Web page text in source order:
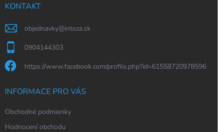
KONTAKT
objednavky@inteza.sk
0904144303
https://www.facebook.com/profile.php?id=61558720978596
INFORMACE PRO VÁS
Obchodné podmienky
Hodnocení obchodu